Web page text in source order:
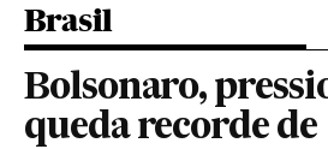
Brasil
Bolsonaro,
queda recorde de